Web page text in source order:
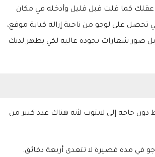
كما قلت قبل قليل وأدخله في مكان
على لوجو من ناحية إزالة كتابة موقع،
صور شعارات بجودة عالية لكي يظهر لديك
حاجة إلى لابتوب لأنه هناك عدد كبير من
مدة قصيرة لا تتعدى أربعة دقائق.